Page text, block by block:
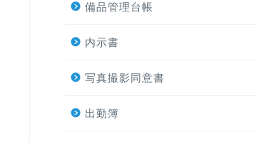
備品管理台帳
内示書
写真撮影同意書
出勤簿